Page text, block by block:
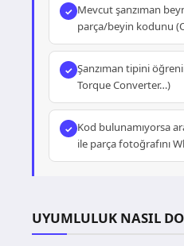
Mevcut şanzıman
parça/beyin kodunu
Şanzıman tipini
Torque Converter…)
Kod bulunamıyorsa
ile parça fotoğrafını
UYUMLULUK NASIL